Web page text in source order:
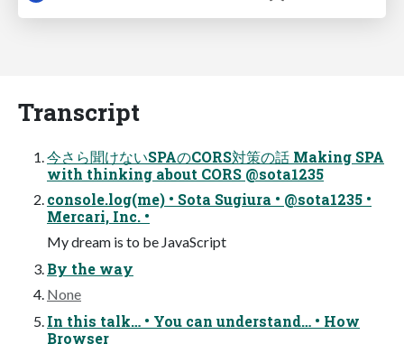
Transcript
今さら聞けないSPAのCORS対策の話 Making SPA
with thinking about CORS @sota1235
console.log(me) • Sota Sugiura • @sota1235 •
Mercari, Inc. •
My dream is to be JavaScript
By the way
None
In this talk… • You can understand… • How
Browser